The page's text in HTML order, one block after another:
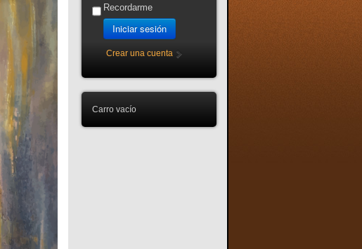
Recordarme
Iniciar sesión
Crear una cuenta
Carro vacío